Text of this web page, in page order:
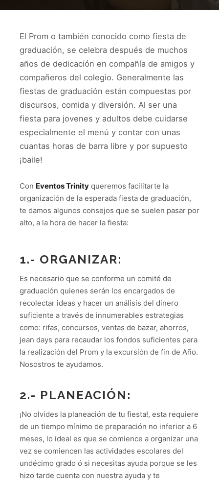
El Prom o también conocido como fiesta de
graduación, se celebra después de muchos
años de dedicación en compañía de amigos y
compañeros del colegio. Generalmente las
fiestas de graduación están compuestas por
discursos, comida y diversión. Al ser una
fiesta para jovenes y adultos debe cuidarse
especialmente el menú y contar con unas
cuantas horas de barra libre y por supuesto
¡baile!
Con Eventos Trinity queremos facilitarte la
organización de la esperada fiesta de graduación,
te damos algunos consejos que se suelen pasar por
alto, a la hora de hacer la fiesta:
1.- ORGANIZAR:
Es necesario que se conforme un comité de
graduación quienes serán los encargados de
recolectar ideas y hacer un análisis del dinero
suficiente a través de innumerables estrategias
como: rifas, concursos, ventas de bazar, ahorros,
jean days para recaudar los fondos suficientes para
la realización del Prom y la excursión de fin de Año.
Nosostros te ayudamos.
2.- PLANEACIÓN:
¡No olvides la planeación de tu fiesta!, esta requiere
de un tiempo mínimo de preparación no inferior a 6
meses, lo ideal es que se comience a organizar una
vez se comiencen las actividades escolares del
undécimo grado ó si necesitas ayuda porque se les
hizo tarde cuenta con nuestra ayuda y te